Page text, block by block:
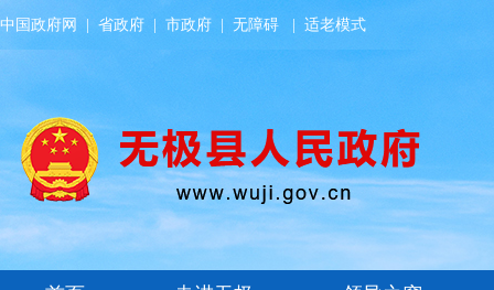
中国政府网 省政府 市政府 无障碍 适老模式